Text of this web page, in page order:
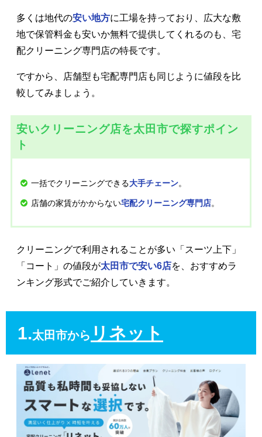
多くは地代の安い地方に工場を持っており、広大な敷
地で保管料金も安いか無料で提供してくれるのも、宅
配クリーニング専門店の特長です。
ですから、店舗型も宅配専門店も同じように値段を比
較してみましょう。
安いクリーニング店を太田市で探すポイン
ト
一括でクリーニングできる大手チェーン。
店舗の家賃がかからない宅配クリーニング専門店。
クリーニングで利用されることが多い「スーツ上下」
「コート」の値段が太田市で安い6店を、おすすめラ
ンキング形式でご紹介していきます。
1.太田市から リネット